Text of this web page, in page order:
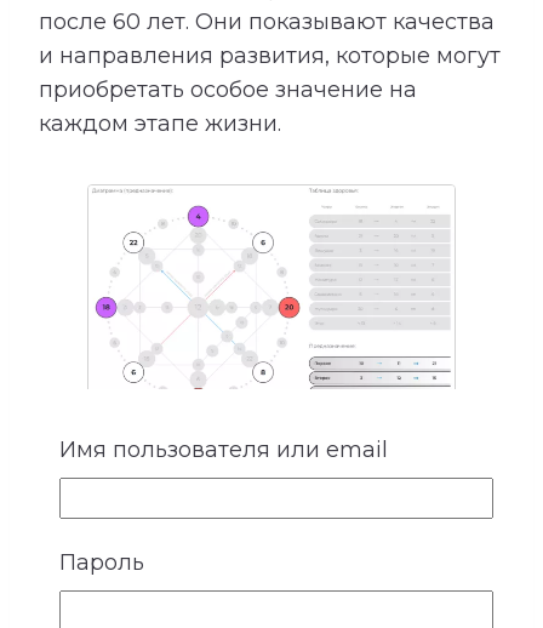
после 60 лет. Они показывают качества
и направления развития, которые могут
приобретать особое значение на
каждом этапе жизни.
4. Деньги
Финансовый результат зависит не
только от профессии. На него влияют
Имя пользователя или email
Пароль